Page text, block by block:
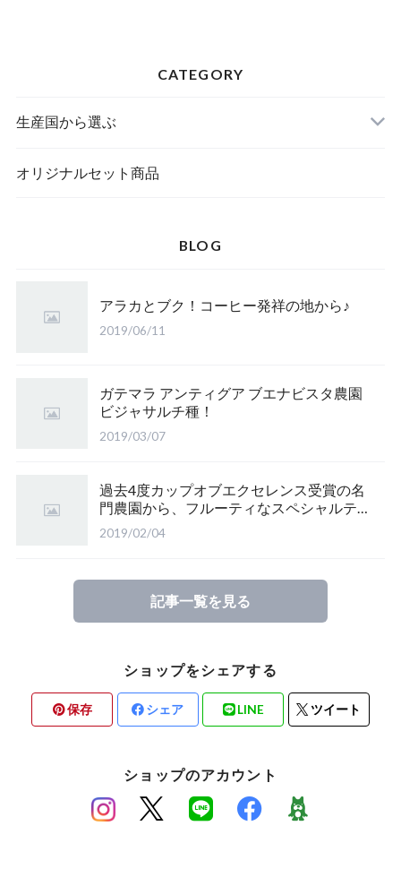
CATEGORY
生産国から選ぶ
オリジナルセット商品
BLOG
アラカとブク！コーヒー発祥の地から♪
2019/06/11
ガテマラ アンティグア ブエナビスタ農園
ビジャサルチ種！
2019/03/07
過去4度カップオブエクセレンス受賞の名
門農園から、フルーティなスペシャルティ
♪
2019/02/04
記事一覧を見る
ショップをシェアする
保存 シェア LINE ツイート
ショップのアカウント